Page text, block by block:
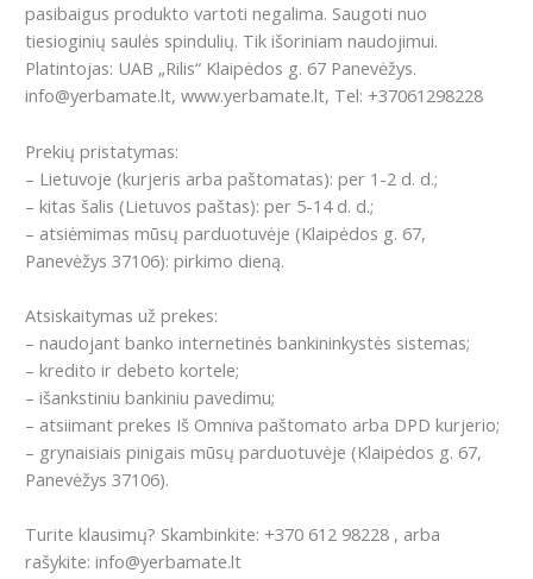
pasibaigus produkto vartoti negalima. Saugoti nuo
tiesioginių saulės spindulių. Tik išoriniam naudojimui.
Platintojas: UAB „Rilis“ Klaipėdos g. 67 Panevėžys.
info@yerbamate.lt, www.yerbamate.lt, Tel: +37061298228
Prekių pristatymas:
– Lietuvoje (kurjeris arba paštomatas): per 1-2 d. d.;
– kitas šalis (Lietuvos paštas): per 5-14 d. d.;
– atsiėmimas mūsų parduotuvėje (Klaipėdos g. 67,
Panevėžys 37106): pirkimo dieną.
Atsiskaitymas už prekes:
– naudojant banko internetinės bankininkystės sistemas;
– kredito ir debeto kortele;
– išankstiniu bankiniu pavedimu;
– atsiimant prekes Iš Omniva paštomato arba DPD kurjerio;
– grynaisiais pinigais mūsų parduotuvėje (Klaipėdos g. 67,
Panevėžys 37106).
Turite klausimų? Skambinkite: +370 612 98228 , arba
rašykite: info@yerbamate.lt